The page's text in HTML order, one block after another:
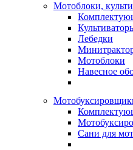
Мотоблоки,
Лебедки
Мотоблоки
Навесное
Сани для